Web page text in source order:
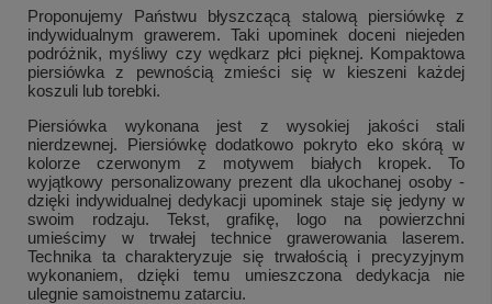
Proponujemy Państwu błyszczącą stalową piersiówkę z
indywidualnym grawerem. Taki upominek doceni niejeden
podróżnik, myśliwy czy wędkarz płci pięknej. Kompaktowa
piersiówka z pewnością zmieści się w kieszeni każdej
koszuli lub torebki.
Piersiówka wykonana jest z wysokiej jakości stali
nierdzewnej. Piersiówkę dodatkowo pokryto eko skórą w
kolorze czerwonym z motywem białych kropek. To
wyjątkowy personalizowany prezent dla ukochanej osoby -
dzięki indywidualnej dedykacji upominek staje się jedyny w
swoim rodzaju. Tekst, grafikę, logo na powierzchni
umieścimy w trwałej technice grawerowania laserem.
Technika ta charakteryzuje się trwałością i precyzyjnym
wykonaniem, dzięki temu umieszczona dedykacja nie
ulegnie samoistnemu zatarciu.